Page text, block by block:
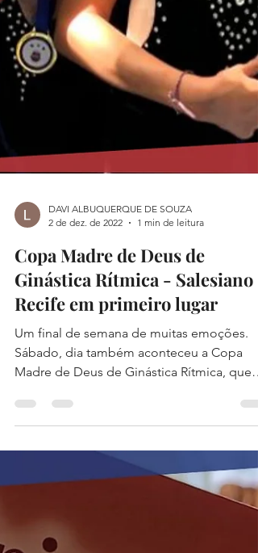
2 de dez. de 2022
1 min de leitura
Copa Madre de Deus de
Ginástica Rítmica - Salesiano
Recife em primeiro lugar
Um final de semana de muitas emoções.
Madre de Deus de Ginástica Rítmica, que
contou com a...